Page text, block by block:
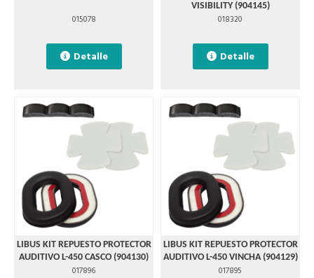
015078
Detalle
VISIBILITY (904145)
018320
Detalle
LIBUS KIT REPUESTO PROTECTOR
AUDITIVO L-450 CASCO (904130)
017896
LIBUS KIT REPUESTO PROTECTOR
AUDITIVO L-450 VINCHA (904129)
017895